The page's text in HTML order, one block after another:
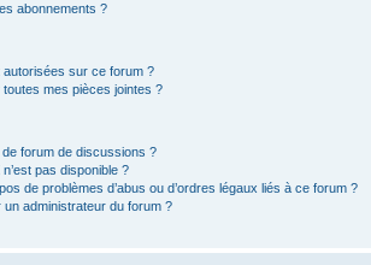
abonnements ?
sur ce forum ?
mes pièces jointes ?
forum de discussions ?
pas disponible ?
de problèmes d’abus ou d’ordres légaux liés à ce forum ?
administrateur du forum ?